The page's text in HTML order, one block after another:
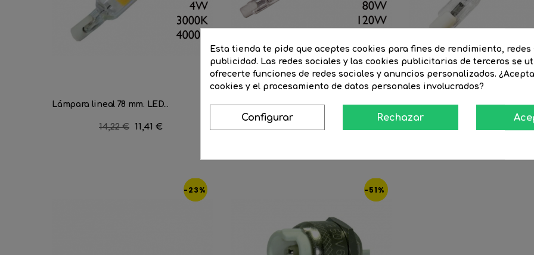
Lámpara lineal 78 mm. LED...
Precio
14,22 € Precio
11,41 €
Lámpara halógena regulable... Lámpara halógena
-23% -51%
Esta tienda te pide que aceptes cookies para fines de rendimiento, redes
publicidad. Las redes sociales y las cookies publicitarias de terceros se
ofrecerte funciones de redes sociales y anuncios personalizados.
cookies y el procesamiento de datos personales involucrados?
Configurar Rechazar